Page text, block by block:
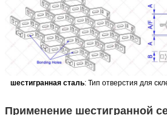
шестигранная сталь: Тип отверстия для
Применение шестигранной